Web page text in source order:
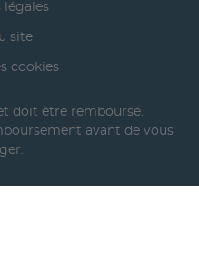
légales
site
cookies
doit être remboursé.
avant de vous